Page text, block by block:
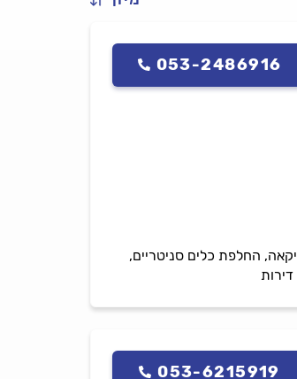
053-2486916
החלפת כלים סניטריים,
053-6215919